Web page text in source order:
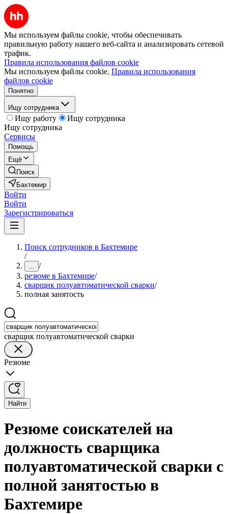
Мы используем файлы cookie, чтобы обеспечивать
правильную работу нашего веб-сайта и анализировать сетевой
трафик.
Правила использования файлов cookie
Мы используем файлы cookie. Правила использования
файлов cookie
Понятно
Ищу сотрудника
Ищу работу
Ищу сотрудника
Ищу сотрудника
Сервисы
Помощь
Ещё
Поиск
Бахтемир
Войти
Войти
Зарегистрироваться
Поиск сотрудников в Бахтемире
/
... /
резюме в Бахтемире/
сварщик полуавтоматической сварки/
полная занятость
сварщик полуавтоматической сварки
Резюме
Найти
Резюме соискателей на
должность сварщика
полуавтоматической сварки с
полной занятостью в
Бахтемире